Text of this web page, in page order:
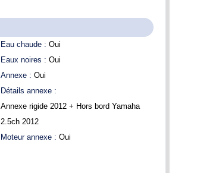
Eau chaude : Oui
Eaux noires : Oui
Annexe : Oui
Détails annexe :
Annexe rigide 2012 + Hors bord Yamaha
2.5ch 2012
Moteur annexe : Oui